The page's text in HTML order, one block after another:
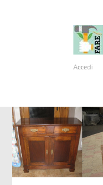
Accedi